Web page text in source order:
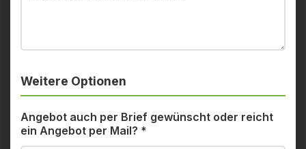
Weitere Optionen
Angebot auch per Brief gewünscht oder reicht
ein Angebot per Mail? *